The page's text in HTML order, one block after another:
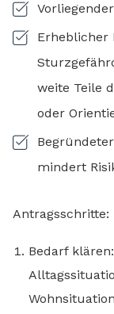
Erheblicher
weite Teile
oder
mindert
Antragsschritte:
Bedarf